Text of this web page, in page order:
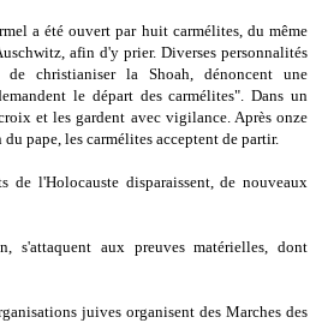
a été ouvert par huit carmélites, du même
afin d'y prier. Diverses personnalités
christianiser la Shoah, dénoncent une
le départ des carmélites". Dans un
et les gardent avec vigilance. Après onze
pape, les carmélites acceptent de partir.
de l'Holocauste disparaissent, de nouveaux
s'attaquent aux preuves matérielles, dont
juives organisent des Marches des